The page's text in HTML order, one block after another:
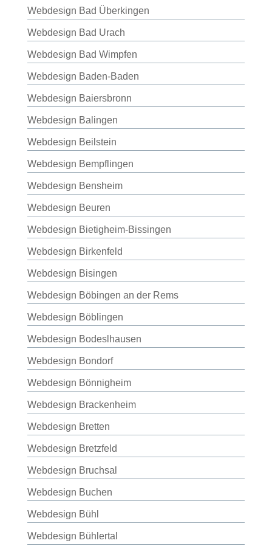
Webdesign Bad Überkingen
Webdesign Bad Urach
Webdesign Bad Wimpfen
Webdesign Baden-Baden
Webdesign Baiersbronn
Webdesign Balingen
Webdesign Beilstein
Webdesign Bempflingen
Webdesign Bensheim
Webdesign Beuren
Webdesign Bietigheim-Bissingen
Webdesign Birkenfeld
Webdesign Bisingen
Webdesign Böbingen an der Rems
Webdesign Böblingen
Webdesign Bodeslhausen
Webdesign Bondorf
Webdesign Bönnigheim
Webdesign Brackenheim
Webdesign Bretten
Webdesign Bretzfeld
Webdesign Bruchsal
Webdesign Buchen
Webdesign Bühl
Webdesign Bühlertal